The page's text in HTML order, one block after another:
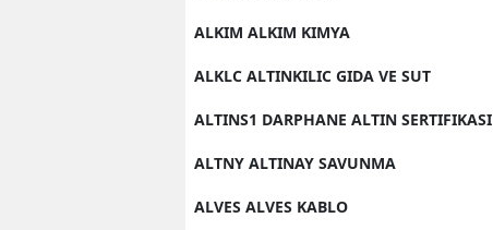
ALKIM ALKIM KIMYA
ALKLC ALTINKILIC GIDA VE SUT
ALTINS1 DARPHANE ALTIN SERTIFIKASI
ALTNY ALTINAY SAVUNMA
ALVES ALVES KABLO